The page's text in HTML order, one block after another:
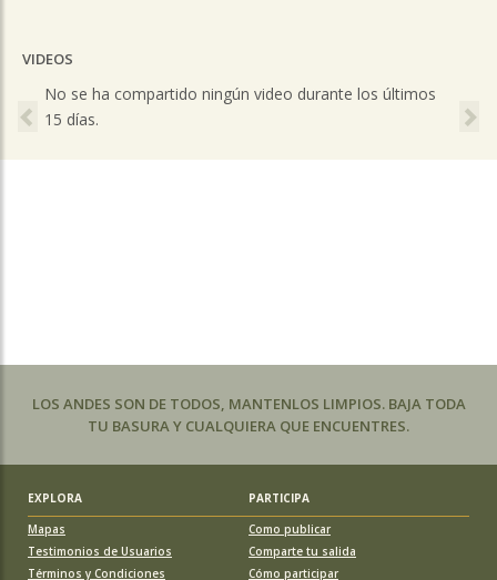
VIDEOS
No se ha compartido ningún video durante los últimos
15 días.
Previous
LOS ANDES SON DE TODOS, MANTENLOS LIMPIOS. BAJA TODA
TU BASURA Y CUALQUIERA QUE ENCUENTRES.
EXPLORA
PARTICIPA
Mapas
Testimonios de Usuarios
Términos y Condiciones
Como publicar
Comparte tu salida
Cómo participar